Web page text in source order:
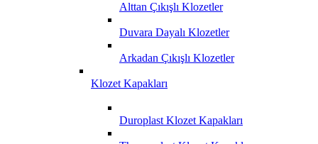
Alttan Çıkışlı Klozetler
Duvara Dayalı Klozetler
Arkadan Çıkışlı Klozetler
Klozet Kapakları
Duroplast Klozet Kapakları